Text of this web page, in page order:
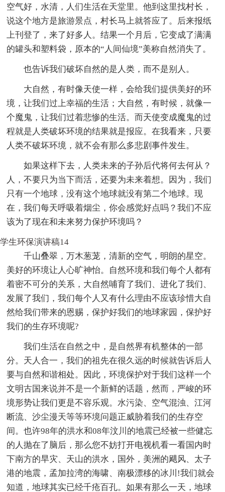
空气好，水清，人们生活在天堂里。他到这里找村长，
说这个地方是旅游景点，村长马上就答应了。后来报纸
上刊登了，来了好多人。结果一个月后，它变成了满满
的罐头和塑料袋，原本的“人间仙境”美称自然消失了。
也告诉我们破坏自然的是人类，而不是别人。
大自然，有时像天使一样，会给我们提供美好的环
境，让我们过上幸福的生活；大自然，有时候，就像一
个魔鬼，让我们过着悲惨的生活。而天使变成魔鬼的过
程就是人类破坏环境的结果就是报应。在我看来，只要
人类不破坏环境，就不会有那么多悲剧事件发生。
如果这样下去，人类未来的子孙后代将何去何从？
人，不要只为当下而活，还要为未来着想。因为，我们
只有一个地球，没有这个地球就没有第二个地球。现
在，我们每天呼吸着烟尘，你会感觉好点吗？我们不应
该为了现在和未来努力保护环境吗？
学生环保演讲稿14
千山叠翠，万木葱茏，清新的空气，明朗的星空。
美好的环境让人心旷神怡。自然环境和我们每个人都有
着密不可分的关系，大自然哺育了我们、进化了我们、
发展了我们，我们每个人又有什么理由不应该珍惜大自
然给我们带来的恩赐，保护好我们的地球家园，保护好
我们的生存环境呢?
我们生活在自然之中，是自然界有机整体的一部
分。天人合一，我们的祖先在很久远的时候就告诉后人
要与自然和谐相处。因此，环境保护对于我们这样一个
文明古国来说并不是一个新鲜的话题，然而，严峻的环
境形势让我们更是不容乐观。水污染、空气混浊、江河
断流、沙尘漫天等等环境问题正威胁着我们的生存空
间。也许98年的洪水和08年汶川的地震已经被一些健忘
的人抛在了脑后，那么您不妨打开电视机看一看国内时
下南方的旱灾、天山的洪水，国外，美洲的飓风、太子
港的地震，孟加拉湾的海啸、南极漂移的冰川!我们就会
知道，地球其实已经千疮百孔。如果有那么一天，地球